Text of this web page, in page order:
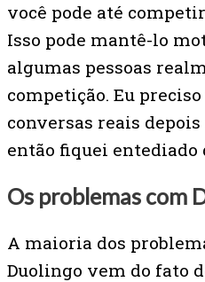
você pode até
Isso pode mantê-lo
algumas pessoas
competição. Eu
conversas reais
então fiquei entediado
Os problemas com
A maioria dos
Duolingo vem do fato